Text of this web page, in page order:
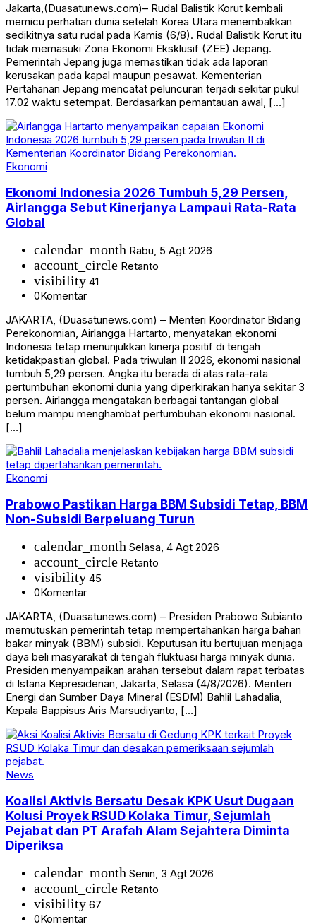
Jakarta,(Duasatunews.com)– Rudal Balistik Korut kembali
memicu perhatian dunia setelah Korea Utara menembakkan
sedikitnya satu rudal pada Kamis (6/8). Rudal Balistik Korut itu
tidak memasuki Zona Ekonomi Eksklusif (ZEE) Jepang.
Pemerintah Jepang juga memastikan tidak ada laporan
kerusakan pada kapal maupun pesawat. Kementerian
Pertahanan Jepang mencatat peluncuran terjadi sekitar pukul
17.02 waktu setempat. Berdasarkan pemantauan awal, […]
Ekonomi
Ekonomi Indonesia 2026 Tumbuh 5,29 Persen,
Airlangga Sebut Kinerjanya Lampaui Rata-Rata
Global
calendar_month Rabu, 5 Agt 2026
account_circle Retanto
visibility 41
0Komentar
JAKARTA, (Duasatunews.com) – Menteri Koordinator Bidang
Perekonomian, Airlangga Hartarto, menyatakan ekonomi
Indonesia tetap menunjukkan kinerja positif di tengah
ketidakpastian global. Pada triwulan II 2026, ekonomi nasional
tumbuh 5,29 persen. Angka itu berada di atas rata-rata
pertumbuhan ekonomi dunia yang diperkirakan hanya sekitar 3
persen. Airlangga mengatakan berbagai tantangan global
belum mampu menghambat pertumbuhan ekonomi nasional.
[…]
Ekonomi
Prabowo Pastikan Harga BBM Subsidi Tetap, BBM
Non-Subsidi Berpeluang Turun
calendar_month Selasa, 4 Agt 2026
account_circle Retanto
visibility 45
0Komentar
JAKARTA, (Duasatunews.com) – Presiden Prabowo Subianto
memutuskan pemerintah tetap mempertahankan harga bahan
bakar minyak (BBM) subsidi. Keputusan itu bertujuan menjaga
daya beli masyarakat di tengah fluktuasi harga minyak dunia.
Presiden menyampaikan arahan tersebut dalam rapat terbatas
di Istana Kepresidenan, Jakarta, Selasa (4/8/2026). Menteri
Energi dan Sumber Daya Mineral (ESDM) Bahlil Lahadalia,
Kepala Bappisus Aris Marsudiyanto, […]
News
Koalisi Aktivis Bersatu Desak KPK Usut Dugaan
Kolusi Proyek RSUD Kolaka Timur, Sejumlah
Pejabat dan PT Arafah Alam Sejahtera Diminta
Diperiksa
calendar_month Senin, 3 Agt 2026
account_circle Retanto
visibility 67
0Komentar